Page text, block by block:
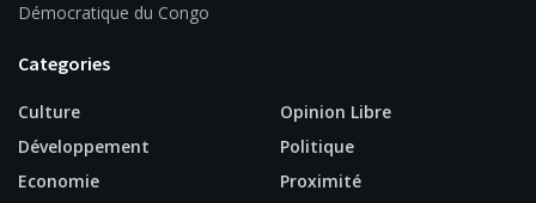
Démocratique du Congo
Categories
Culture
Développement
Economie
Opinion Libre
Politique
Proximité